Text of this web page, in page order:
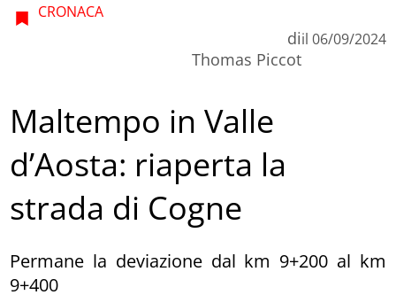
CRONACA
di
Thomas Piccot
il 06/09/2024
Maltempo in Valle
d’Aosta: riaperta la
strada di Cogne
Permane la deviazione dal km 9+200 al km
9+400